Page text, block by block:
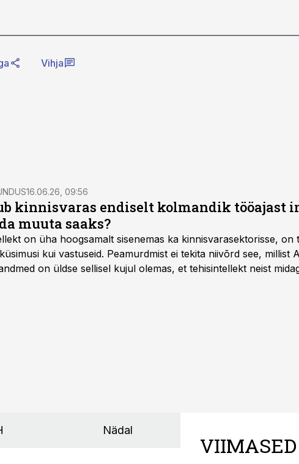
Vihja
16.06.26, 09:56
kinnisvaras endiselt kolmandik tööajast
muuta saaks?
on üha hoogsamalt sisenemas ka kinnisvarasektorisse, on
kui vastuseid. Peamurdmist ei tekita niivõrd see, millist
on üldse sellisel kujul olemas, et tehisintellekt neist
Nädal